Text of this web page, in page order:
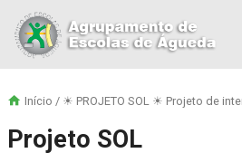
Início / ☀ PROJETO SOL ☀ Projeto de
Projeto SOL